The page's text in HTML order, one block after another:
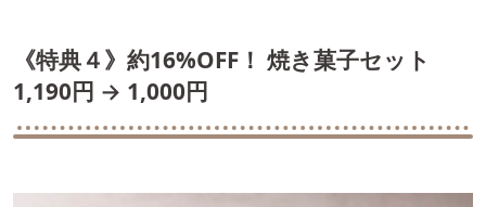
《特典４》約16%OFF！ 焼き菓子セット
1,190円 → 1,000円